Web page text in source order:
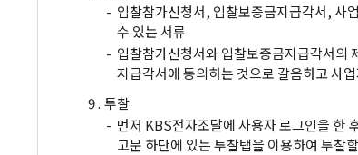
- 입찰참가신청서, 입찰보증금지급각서, 사
수 있는 서류
- 입찰참가신청서와 입찰보증금지급각서의
지급각서에 동의하는 것으로 갈음하고 사
9 . 투찰
- 먼저 KBS전자조달에 사용자 로그인을 한
고문 하단에 있는 투찰탭을 이용하여 투찰